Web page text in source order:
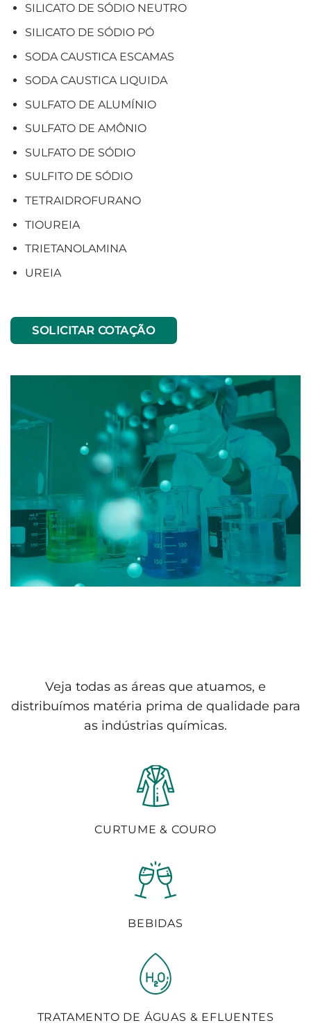
SILICATO DE SÓDIO NEUTRO
SILICATO DE SÓDIO PÓ
SODA CAUSTICA ESCAMAS
SODA CAUSTICA LIQUIDA
SULFATO DE ALUMÍNIO
SULFATO DE AMÔNIO
SULFATO DE SÓDIO
SULFITO DE SÓDIO
TETRAIDROFURANO
TIOUREIA
TRIETANOLAMINA
UREIA
SOLICITAR COTAÇÃO
Veja todas as áreas que atuamos, e
distribuímos matéria prima de qualidade para
as indústrias químicas.
CURTUME & COURO
BEBIDAS
TRATAMENTO DE ÁGUAS & EFLUENTES